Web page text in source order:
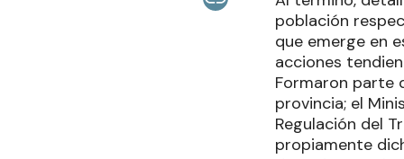
población
que emerge en
acciones
Formaron parte
provincia; el
Regulación del
propiamente